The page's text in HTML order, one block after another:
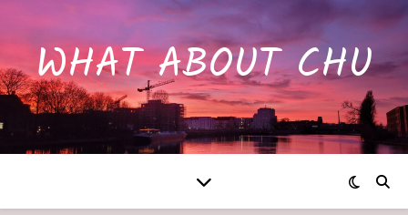
WHAT ABOUT CHU